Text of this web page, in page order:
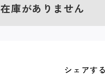
在庫がありません
シェアす